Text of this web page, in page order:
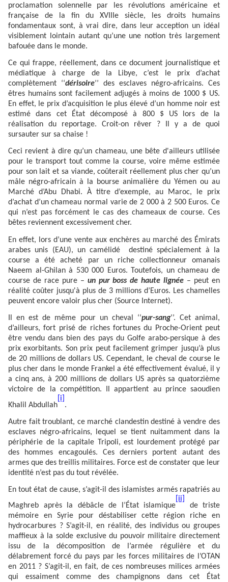
proclamation solennelle par les révolutions américaine et
française de la fin du XVIIIe siècle, les droits humains
fondamentaux sont, à vrai dire, dans leur acception un idéal
visiblement lointain autant qu’une une notion très largement
bafouée dans le monde.
Ce qui frappe, réellement, dans ce document journalistique et
médiatique à charge de la Libye, c’est le prix d’achat
complètement ‘‘dérisoire’’ des esclaves négro-africains. Ces
êtres humains sont facilement adjugés à moins de 1000 $ US.
En effet, le prix d’acquisition le plus élevé d’un homme noir est
estimé dans cet État décomposé à 800 $ US lors de la
réalisation du reportage. Croit-on rêver ? Il y a de quoi
sursauter sur sa chaise !
Ceci revient à dire qu’un chameau, une bête d'ailleurs utilisée
pour le transport tout comme la course, voire même estimée
pour son lait et sa viande, coûterait réellement plus cher qu’un
mâle négro-africain à la bourse animalière du Yémen ou au
Marché d’Abu Dhabi. À titre d’exemple, au Maroc, le prix
d’achat d’un chameau normal varie de 2 000 à 2 500 Euros. Ce
qui n’est pas forcément le cas des chameaux de course. Ces
bêtes reviennent excessivement cher.
En effet, lors d’une vente aux enchères au marché des Émirats
arabes unis (EAU), un camélidé destiné spécialement à la
course a été acheté par un riche collectionneur omanais
Naeem al-Ghilan à 530 000 Euros. Toutefois, un chameau de
course de race pure – un pur boss de haute lignée – peut en
réalité coûter jusqu'à plus de 3 millions d’Euros. Les chamelles
peuvent encore valoir plus cher (Source Internet).
Il en est de même pour un cheval ‘‘pur-sang’’. Cet animal,
d’ailleurs, fort prisé de riches fortunes du Proche-Orient peut
être vendu dans bien des pays du Golfe arabo-persique à des
prix exorbitants. Son prix peut facilement grimper jusqu’à plus
de 20 millions de dollars US. Cependant, le cheval de course le
plus cher dans le monde Frankel a été effectivement évalué, il y
a cinq ans, à 200 millions de dollars US après sa quatorzième
victoire de la compétition. Il appartient au prince saoudien
Khalil Abdullah
[i]
.
Autre fait troublant, ce marché clandestin destiné à vendre des
esclaves négro-africains, lequel se tient nuitamment dans la
périphérie de la capitale Tripoli, est lourdement protégé par
des hommes encagoulés. Ces derniers portent autant des
armes que des treillis militaires. Force est de constater que leur
identité n’est pas du tout révélée.
En tout état de cause, s’agit-il des islamistes armés rapatriés au
Maghreb après la débâcle de l’État islamique
[ii]
de triste
mémoire en Syrie pour déstabiliser cette région riche en
hydrocarbures ? S’agit-il, en réalité, des individus ou groupes
maffieux à la solde exclusive du pouvoir militaire directement
issu de la décomposition de l’armée régulière et du
délabrement forcé du pays par les forces militaires de l’OTAN
en 2011 ? S’agit-il, en fait, de ces nombreuses milices armées
qui essaiment comme des champignons dans cet État